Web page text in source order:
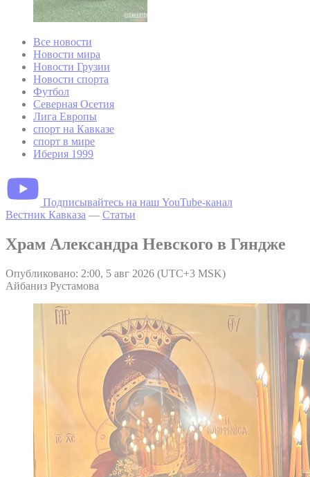
Все новости
Новости мира
Новости Грузии
Новости спорта
Футбол
Северная Осетия
Лига Европы
спорт на Кавказе
спорт в мире
Иберия 1999
Подписывайтесь на наш YouTube-канал
Вестник Кавказа — Статьи
Храм Александра Невского в Гяндже
Опубликовано: 2:00, 5 авг 2026 (UTC+3 MSK)
Айбаниз Рустамова